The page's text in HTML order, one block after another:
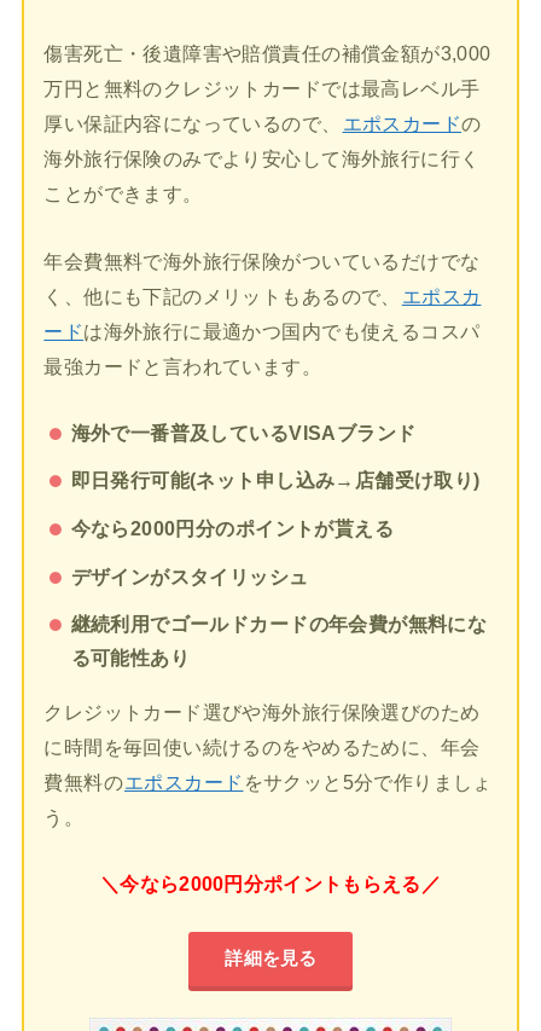
傷害死亡・後遺障害や賠償責任の補償金額が3,000
万円と無料のクレジットカードでは最高レベル手
厚い保証内容になっているので、
エポスカードの
海外旅行保険のみでより安心して海外旅行に行く
ことができます。
年会費無料で海外旅行保険がついているだけでな
く、他にも下記のメリットもあるので、
エポスカ
ードは海外旅行に最適かつ国内でも使えるコスパ
最強カードと言われています。
海外で一番普及しているVISAブランド
即日発行可能(ネット申し込み→店舗受け取り)
今なら2000円分のポイントが貰える
デザインがスタイリッシュ
継続利用でゴールドカードの年会費が無料にな
る可能性あり
クレジットカード選びや海外旅行保険選びのため
に時間を毎回使い続けるのをやめるために、年会
費無料のエポスカード をサクッと5分で作りましょ
う。
＼今なら2000円分ポイントもらえる／
詳細を見る